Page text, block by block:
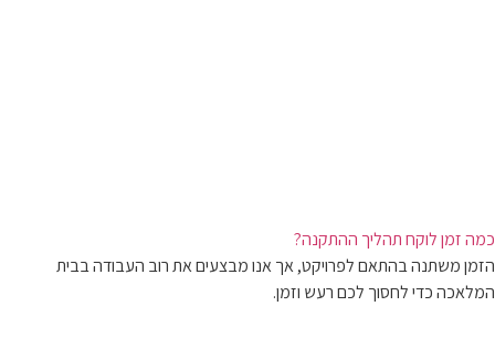
כמה זמן לוקח תהליך ההתקנה?
הזמן משתנה בהתאם לפרויקט, אך אנו מבצעים את רוב העבודה בבית
המלאכה כדי לחסוך לכם רעש וזמן.